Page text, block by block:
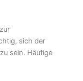
sich der
sein. Häufige